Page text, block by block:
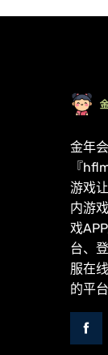
金年
『
游戏
内游
戏
台、
服在
的平